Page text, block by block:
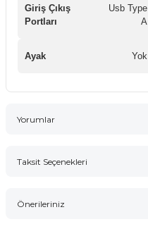
Giriş Çıkış
Portları
Usb Type
A
Ayak Yok
Yorumlar
Taksit Seçenekleri
Önerileriniz